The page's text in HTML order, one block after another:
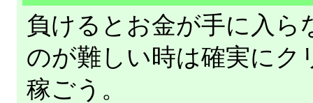
負けるとお金が手に入ら
のが難しい時は確実にク
稼ごう。